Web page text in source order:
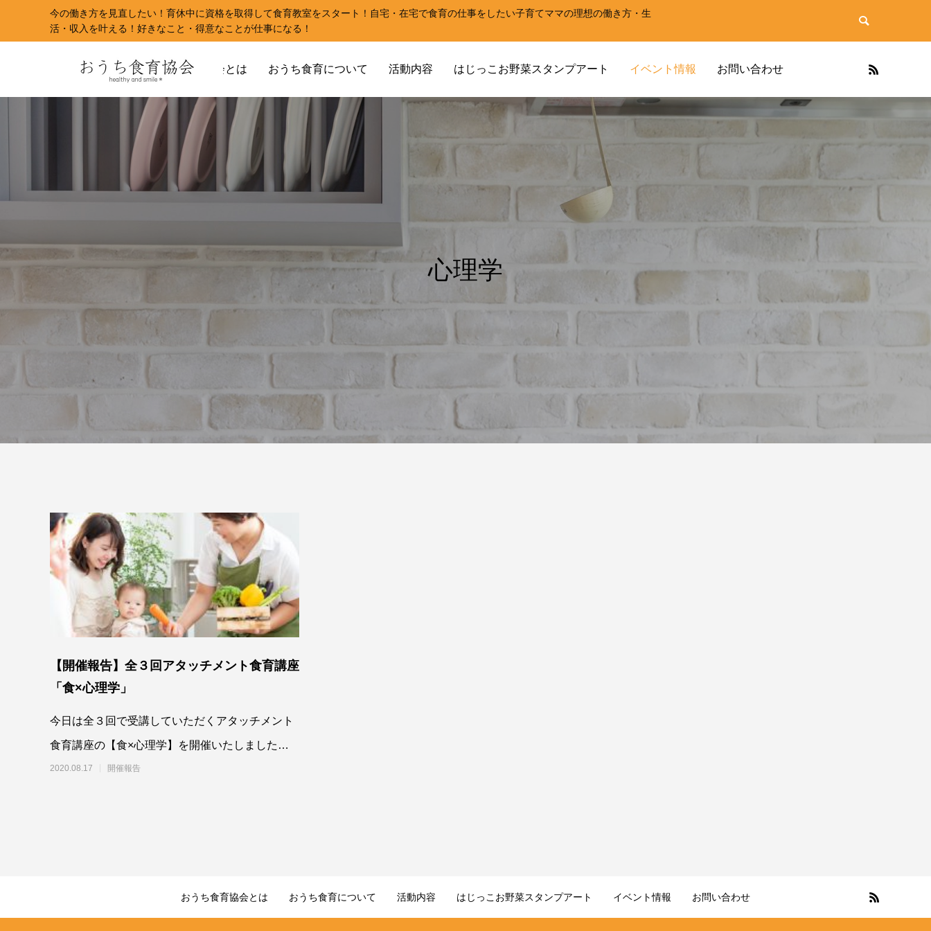
今の働き方を見直したい！育休中に資格を取得して食育教室をスタート！自宅・在宅で食育の仕事をしたい子育てママの理想の働き方・生
活・収入を叶える！好きなこと・得意なことが仕事になる！
おうち食育協会とは おうち食育について 活動内容 はじっこお野菜スタンプアート イベント情報 お問い合わせ
心理学
【開催報告】全３回アタッチメント食育講座
「食×心理学」
今日は全３回で受講していただくアタッチメント
食育講座の【食×心理学】を開催いたしました！
全３
2020.08.17 開催報告
おうち食育協会とは おうち食育について 活動内容 はじっこお野菜スタンプアート イベント情報 お問い合わせ